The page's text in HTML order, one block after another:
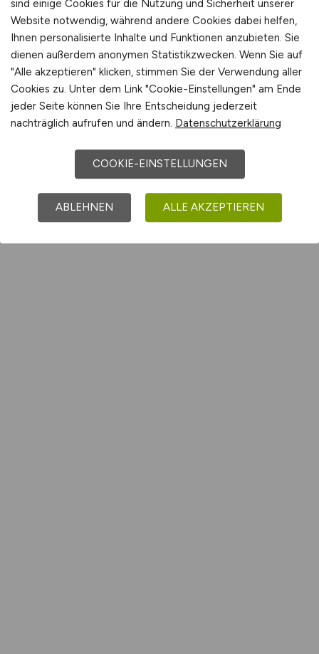
sind einige Cookies für die Nutzung und Sicherheit unserer
Website notwendig, während andere Cookies dabei helfen,
Ihnen personalisierte Inhalte und Funktionen anzubieten. Sie
dienen außerdem anonymen Statistikzwecken. Wenn Sie auf
"Alle akzeptieren" klicken, stimmen Sie der Verwendung aller
Cookies zu. Unter dem Link "Cookie-Einstellungen" am Ende
jeder Seite können Sie Ihre Entscheidung jederzeit
nachträglich aufrufen und ändern. Datenschutzerklärung
COOKIE-EINSTELLUNGEN
ABLEHNEN ALLE AKZEPTIEREN